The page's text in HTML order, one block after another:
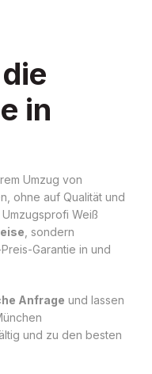
in
Umzug von
ohne auf Qualität und
Weiß
, sondern
Garantie in und
Anfrage und lassen
und zu den besten